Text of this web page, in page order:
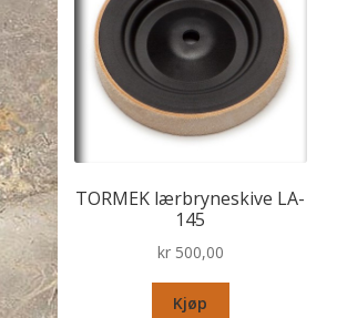
TORMEK lærbryneskive LA-
145
kr500,00
Kjøp